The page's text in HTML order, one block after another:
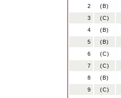
2
(B)
3
(C)
4
(B)
5
(B)
6
(C)
7
(C)
8
(B)
9
(C)